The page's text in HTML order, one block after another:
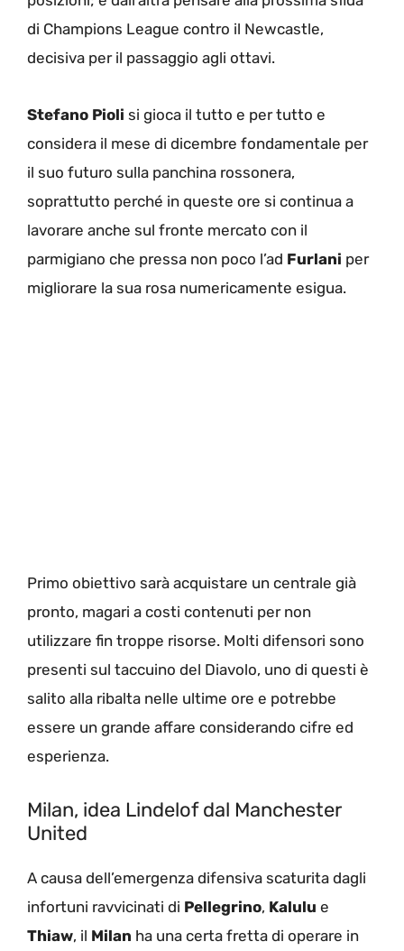
di Champions League contro il Newcastle,
decisiva per il passaggio agli ottavi.
Stefano Pioli si gioca il tutto e per tutto e
considera il mese di dicembre fondamentale per
il suo futuro sulla panchina rossonera,
soprattutto perché in queste ore si continua a
lavorare anche sul fronte mercato con il
parmigiano che pressa non poco l’ad Furlani per
migliorare la sua rosa numericamente esigua.
Primo obiettivo sarà acquistare un centrale già
pronto, magari a costi contenuti per non
utilizzare fin troppe risorse. Molti difensori sono
presenti sul taccuino del Diavolo, uno di questi è
salito alla ribalta nelle ultime ore e potrebbe
essere un grande affare considerando cifre ed
esperienza.
Milan, idea Lindelof dal Manchester
United
A causa dell’emergenza difensiva scaturita dagli
infortuni ravvicinati di Pellegrino, Kalulu e
Thiaw, il Milan ha una certa fretta di operare in